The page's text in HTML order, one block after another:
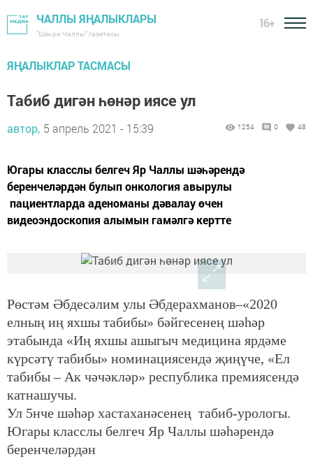
ЧАЛЛЫ ЯҢАЛЫКЛАРЫ
"Шәһри Чаллы" газетасы
16+
ЯҢАЛЫКЛАР ТАСМАСЫ
Табиб дигән һөнәр иясе ул
автор, 5 апрель 2021 - 15:39 1254 0 48
Югары класслы белгеч Яр Чаллы шәһәрендә
беренчеләрдән булып онкология авырулы
пациентларда аденоманы дәвалау өчен
видеоэндоскопия алымын гамәлгә кертте
Рөстәм Әбдесәлим улы Әбдерахманов–«2020
елның иң яхшы табибы» бәйгесенең шәһәр
этабында «Иң яхшы ашыгыч медицина ярдәме
күрсәтү табибы» номинациясендә җиңүче, «Ел
табибы – Ак чәчәкләр» республика премиясендә
катнашучы.
Ул 5нче шәһәр хастаханәсенең табиб-урологы.
Югары класслы белгеч Яр Чаллы шәһәрендә
беренчеләрдән